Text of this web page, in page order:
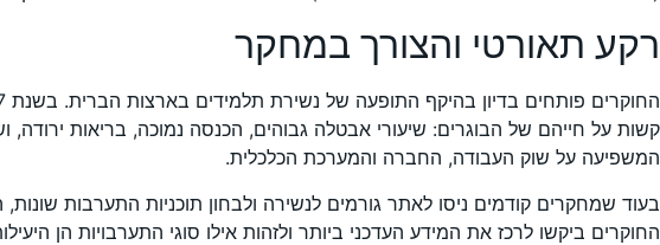
רקע תאורטי והצורך במחקר
קשות על חייהם של הבוגרים: שיעורי אבטלה גבוהים, הכנסה נמוכה, בריאות
המשפיעה על שוק העבודה, החברה והמערכת הכלכלית.
בעוד שמחקרים קודמים ניסו לאתר גורמים לנשירה ולבחון תוכניות התערבות
החוקרים ביקשו לרכז את המידע העדכני ביותר ולזהות אילו סוגי התערבויות הן